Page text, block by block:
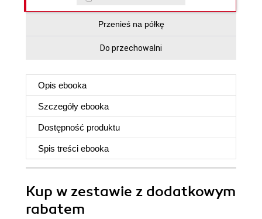
Przenieś na półkę
Do przechowalni
Opis ebooka
Szczegóły ebooka
Dostępność produktu
Spis treści ebooka
Kup w zestawie z dodatkowym
rabatem